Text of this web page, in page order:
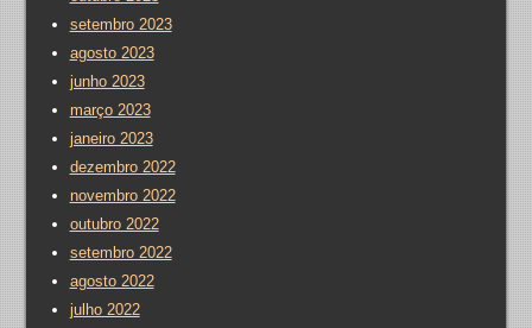
setembro 2023
agosto 2023
junho 2023
março 2023
janeiro 2023
dezembro 2022
novembro 2022
outubro 2022
setembro 2022
agosto 2022
julho 2022